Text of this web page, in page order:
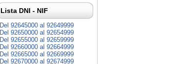
Lista DNI - NIF
Del 92645000 al 92649999
Del 92650000 al 92654999
Del 92655000 al 92659999
Del 92660000 al 92664999
Del 92665000 al 92669999
Del 92670000 al 92674999